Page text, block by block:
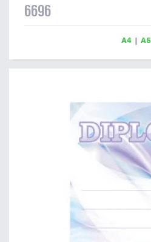
univerzální diplom je vhodný pro
6696
A4| A5